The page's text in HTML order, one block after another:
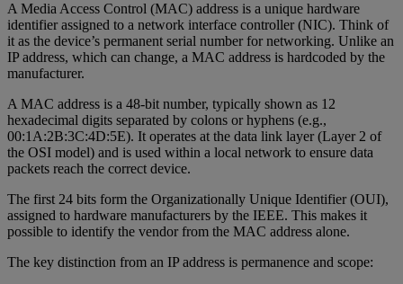
A Media Access Control (MAC) address is a unique hardware
identifier assigned to a network interface controller (NIC). Think of
it as the device’s permanent serial number for networking. Unlike an
IP address, which can change, a MAC address is hardcoded by the
manufacturer.
A MAC address is a 48-bit number, typically shown as 12
hexadecimal digits separated by colons or hyphens (e.g.,
00:1A:2B:3C:4D:5E). It operates at the data link layer (Layer 2 of
the OSI model) and is used within a local network to ensure data
packets reach the correct device.
The first 24 bits form the Organizationally Unique Identifier (OUI),
assigned to hardware manufacturers by the IEEE. This makes it
possible to identify the vendor from the MAC address alone.
The key distinction from an IP address is permanence and scope: